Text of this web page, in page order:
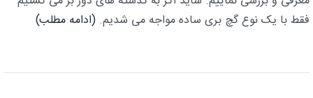
فقط با یک نوع گچ بری ساده مواجه می شدیم. (ادامه مطلب)